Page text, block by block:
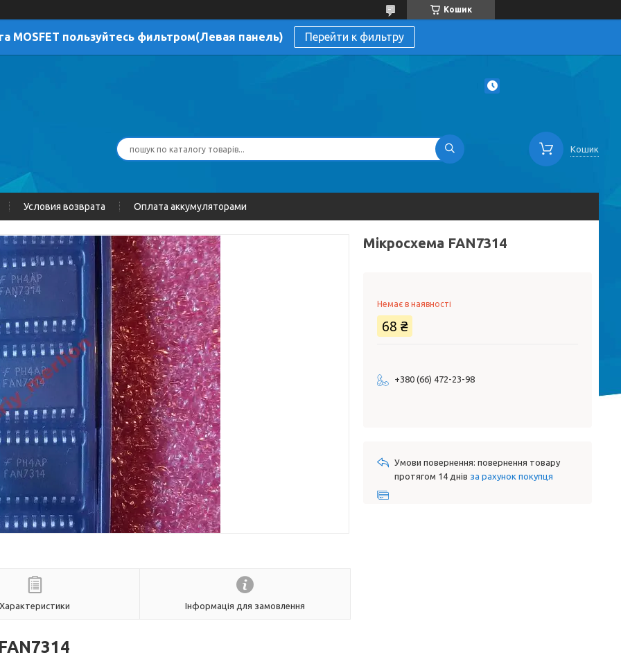
Кошик
MOSFET пользуйтесь фильтром(Левая панель) Перейти к фильтру
Кошик
Условия возврата Оплата аккумуляторами
Характеристики Інформація для замовлення
Мікросхема FAN7314
Немає в наявності
68 ₴
+380 (66) 472-23-98
повернення товару
протягом 14 днів за рахунок покупця